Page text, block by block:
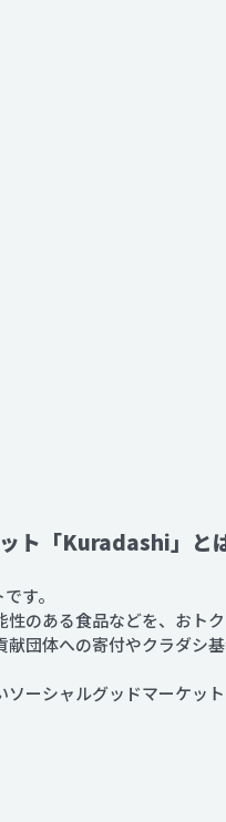
ト「Kuradashi」と
す。
のある食品などを、おトク
団体への寄付やクラダシ
ーシャルグッドマーケット